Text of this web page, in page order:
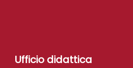
Ufficio didattica